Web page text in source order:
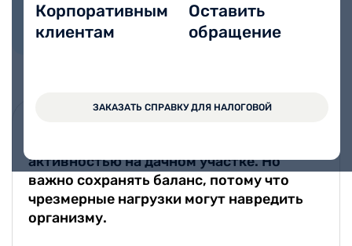
Корпоративным
клиентам
Оставить
обращение
ЗАКАЗАТЬ СПРАВКУ ДЛЯ НАЛОГОВОЙ
Сергеевна
Стаж работы 13 лет
активностью на дачном участке. Но
важно сохранять баланс, потому что
чрезмерные нагрузки могут навредить
организму.